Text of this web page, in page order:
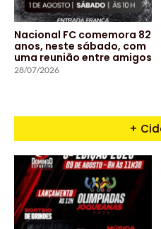
Nacional FC comemora 82
anos, neste sábado, com
uma reunião entre amigos
28/07/2026
+